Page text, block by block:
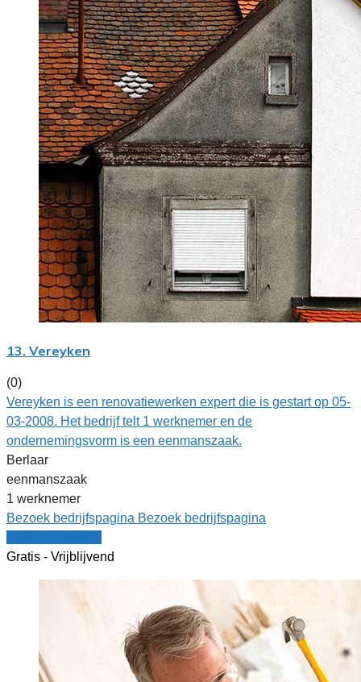
13. Vereyken
(0)
Vereyken is een renovatiewerken expert die is gestart op 05-
03-2008. Het bedrijf telt 1 werknemer en de
ondernemingsvorm is een eenmanszaak.
Berlaar
eenmanszaak
1 werknemer
Bezoek bedrijfspagina Bezoek bedrijfspagina
Gratis - Vrijblijvend